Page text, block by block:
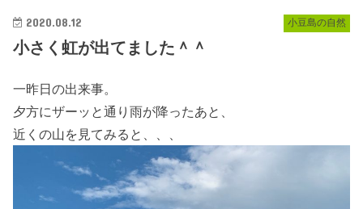
小豆島の自然
2020.08.12
小さく虹が出てました＾＾
一昨日の出来事。
夕方にザーッと通り雨が降ったあと、
近くの山を見てみると、、、